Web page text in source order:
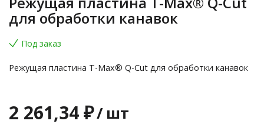
для обработки канавок
Под заказ
Режущая пластина T-Max® Q-Cut для обработки канавок
2 261,34 ₽/ шт